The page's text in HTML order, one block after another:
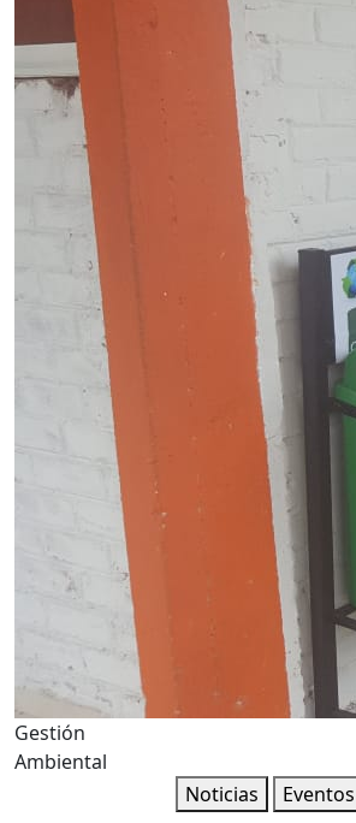
Gestión
Ambiental
Noticias
Eventos